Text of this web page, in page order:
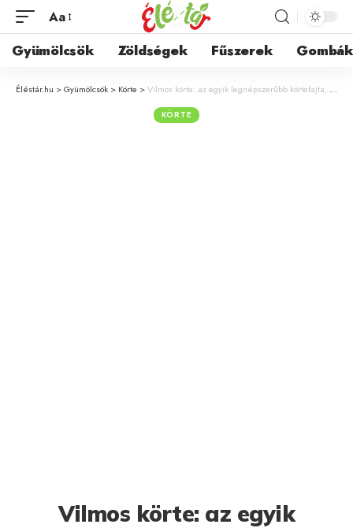
Aa
Gyümölcsök Zöldségek Fűszerek Gombák
Éléstár.hu >Gyümölcsök > Körte >Vilmos körte: az egyik legnépszerűbb körtefajta, melyet lédús, omlós húsa tesz különlegessé
KÖRTE
Vilmos körte: az egyik